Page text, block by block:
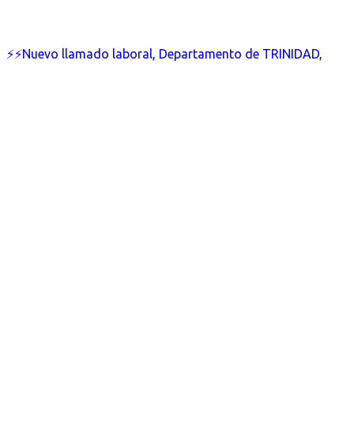
⚡⚡Nuevo llamado laboral, Departamento de TRINIDAD,